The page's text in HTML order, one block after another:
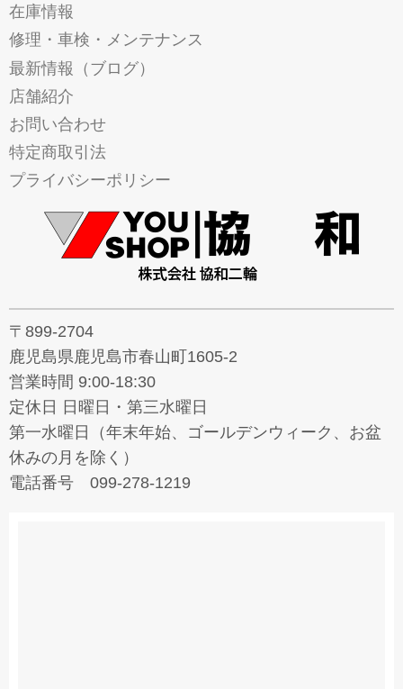
在庫情報
修理・車検・メンテナンス
最新情報（ブログ）
店舗紹介
お問い合わせ
特定商取引法
プライバシーポリシー
〒899-2704
鹿児島県鹿児島市春山町1605-2
営業時間 9:00-18:30
定休日 日曜日・第三水曜日
第一水曜日（年末年始、ゴールデンウィーク、お盆
休みの月を除く）
電話番号 099-278-1219